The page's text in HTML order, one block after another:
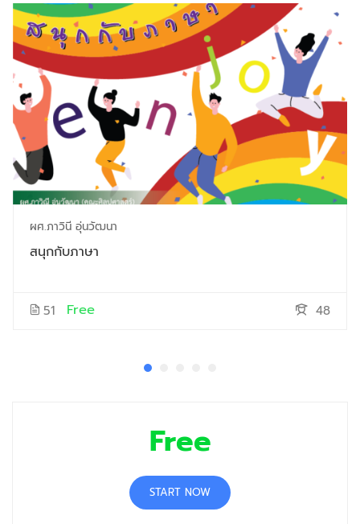
ผศ.ภาวินี อุ่นวัฒนา
สนุกกับภาษา
51 48
Free
Free
START NOW